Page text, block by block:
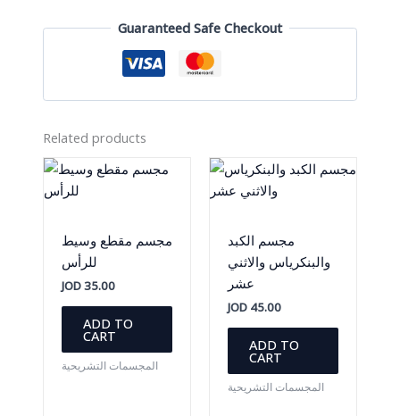
Guaranteed Safe Checkout
Related products
مجسم مقطع وسيط
للرأس
JOD35.00
ADD TO
CART
المجسمات التشريحية
مجسم الكبد
والبنكرياس والاثني
عشر
JOD 45.00
ADD TO
CART
المجسمات التشريحية